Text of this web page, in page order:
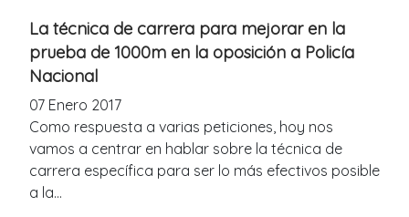
La técnica de carrera para mejorar en la
prueba de 1000m en la oposición a Policía
Nacional
07 Enero 2017
Como respuesta a varias peticiones, hoy nos
vamos a centrar en hablar sobre la técnica de
carrera específica para ser lo más efectivos posible
a la...